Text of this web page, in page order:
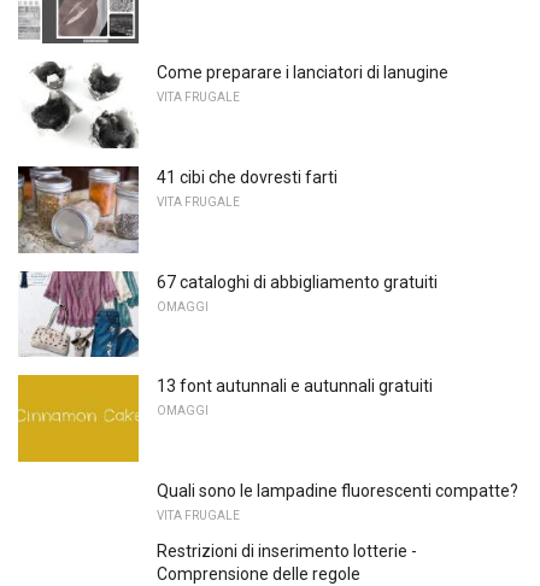
Come preparare i lanciatori di lanugine
VITA FRUGALE
41 cibi che dovresti farti
VITA FRUGALE
67 cataloghi di abbigliamento gratuiti
OMAGGI
13 font autunnali e autunnali gratuiti
OMAGGI
Quali sono le lampadine fluorescenti compatte?
VITA FRUGALE
Restrizioni di inserimento lotterie -
Comprensione delle regole